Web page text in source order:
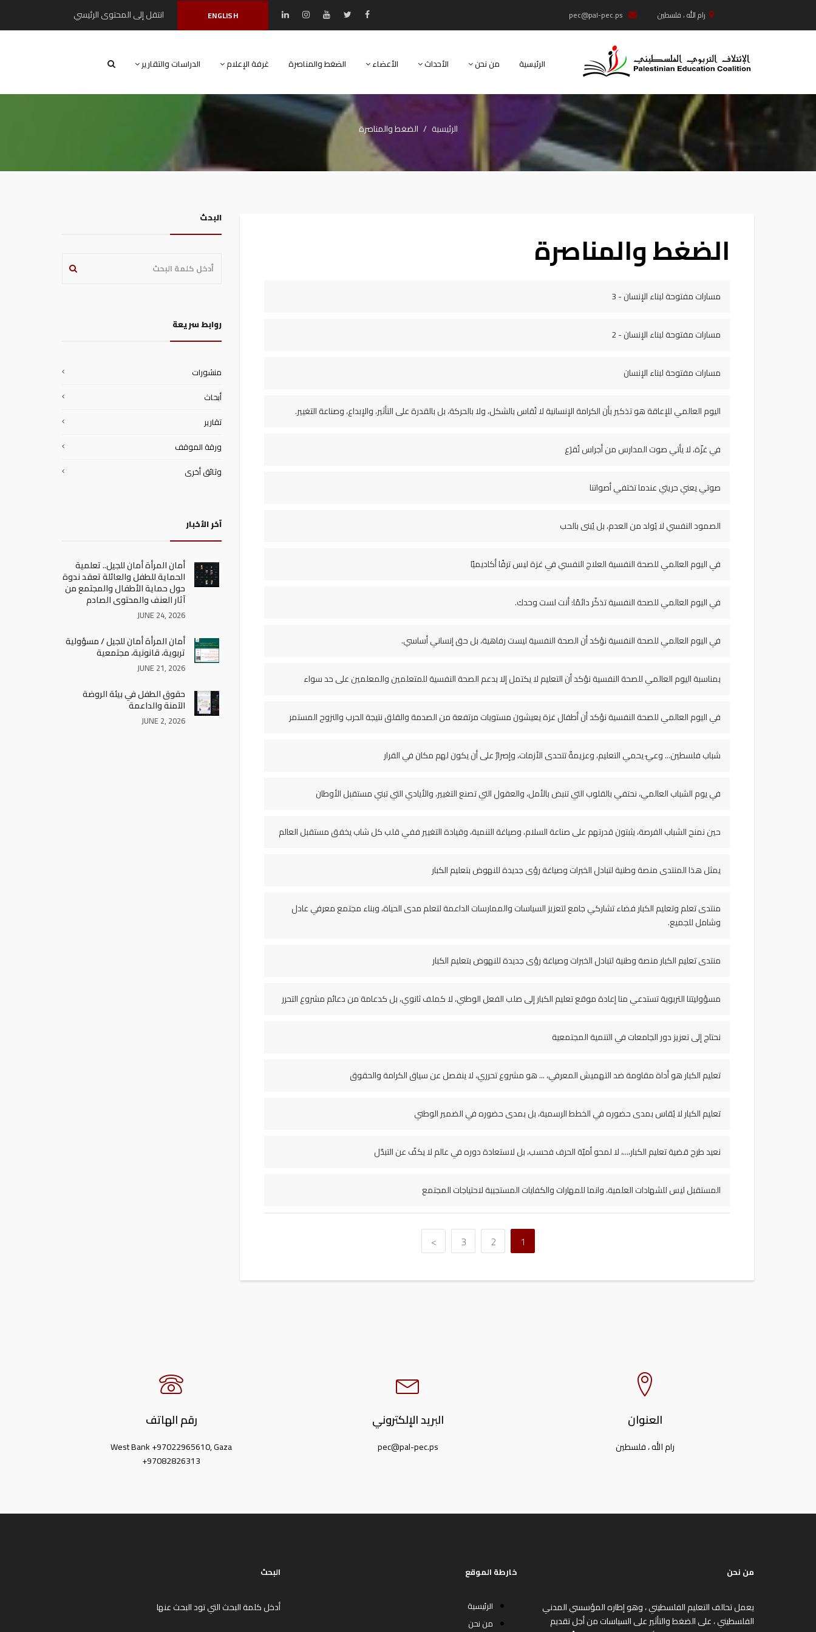
رام الله ، فلسطين pec@pal-pec.ps
West Bank +97022965610, Gaza +97082826313
ENGLISH انتقل إلى المحتوى الرئيسي
الرئيسية من نحن الأحداث الأعضاء الضغط والمناصرة غرفة الإعلام الدراسات والتقارير
الرئيسية الضغط والمناصرة
الضغط والمناصرة
مسارات مفتوحة لبناء الإنسان - 3
مسارات مفتوحة لبناء الإنسان - 2
مسارات مفتوحة لبناء الإنسان
اليوم العالمي للإعاقة هو تذكير بأن الكرامة الإنسانية لا تُقاس بالشكل، ولا بالحركة، بل بالقدرة على التأثير، والإبداع، وصناعة التغيير.
في غزّة، لا يأتي صوت المدارس من أجراس تُقرَع
صوتي يعني حريتي عندما تختفي أصواتنا
الصمود النفسي لا يُولد من العدم، بل يُبنى بالحب
في اليوم العالمي للصحة النفسية العلاج النفسي في غزة ليس ترفًا أكاديميًا
في اليوم العالمي للصحة النفسية تذكّر دائمًا: أنت لست وحدك.
في اليوم العالمي للصحة النفسية نؤكد أن الصحة النفسية ليست رفاهية، بل حق إنساني أساسي.
بمناسبة اليوم العالمي للصحة النفسية نؤكد أن التعليم لا يكتمل إلا بدعم الصحة النفسية للمتعلمين والمعلمين على حد سواء
في اليوم العالمي للصحة النفسية نؤكد أن أطفال غزة يعيشون مستويات مرتفعة من الصدمة والقلق نتيجة الحرب والنزوح المستمر
شباب فلسطين... وعيٌ يحمي التعليم، وعزيمةٌ تتحدى الأزمات، وإصرارٌ على أن يكون لهم مكان في القرار
في يوم الشباب العالمي، نحتفي بالقلوب التي تنبض بالأمل، والعقول التي تصنع التغيير، والأيادي التي تبني مستقبل الأوطان
حين نمنح الشباب الفرصة، يثبتون قدرتهم على صناعة السلام، وصياغة التنمية، وقيادة التغيير ففي قلب كل شاب يخفق مستقبل العالم
يمثل هذا المنتدى منصة وطنية لتبادل الخبرات وصياغة رؤى جديدة للنهوض بتعليم الكبار
منتدى تعلم وتعليم الكبار فضاء تشاركي جامع لتعزيز السياسات والممارسات الداعمة لتعلم مدى الحياة، وبناء مجتمع معرفي عادل
وشامل للجميع.
منتدى تعليم الكبار منصة وطنية لتبادل الخبرات وصياغة رؤى جديدة للنهوض بتعليم الكبار
مسؤوليتنا التربوية تستدعي منا إعادة موقع تعليم الكبار إلى صلب الفعل الوطني، لا كملف ثانوي، بل كدعامة من دعائم مشروع التحرر
نحتاج إلى تعزيز دور الجامعات في التنمية المجتمعية
تعليم الكبار هو أداة مقاومة ضد التهميش المعرفي، ... هو مشروع تحرري، لا ينفصل عن سياق الكرامة والحقوق
تعليم الكبار لا يُقاس بمدى حضوره في الخطط الرسمية، بل بمدى حضوره في الضمير الوطني
نعيد طرح قضية تعليم الكبار،...، لا لمحو أميّة الحرف فحسب، بل لاستعادة دوره في عالم لا يكفّ عن التبدّل
المستقبل ليس للشهادات العلمية، وانما للمهارات والكفايات المستجيبة لاحتياجات المجتمع
1
2
3
>
البحث
روابط سريعة
منشورات
أبحاث
تقارير
ورقة الموقف
وثائق أخرى
آخر الأخبار
أمان المرأة أمان للجيل.. تعلمية
الحماية للطفل والعائلة تعقد ندوة
حول حماية الأطفال والمجتمع من
آثار العنف والمحتوى الصادم
JUNE 24, 2026
أمان المرأة أمان للجيل / مسؤولية
تربوية، قانونية، مجتمعية
JUNE 21, 2026
حقوق الطفل في بيئة الروضة
الآمنة والداعمة
JUNE 2, 2026
العنوان
رام الله ، فلسطين
البريد الإلكتروني
pec@pal-pec.ps
رقم الهاتف
West Bank +97022965610, Gaza
+97082826313
من نحن
يعمل تحالف التعليم الفلسطيني ، وهو إطاره المؤسسي المدني
الفلسطيني ، على الضغط والتأثير على السياسات من أجل تقديم
خارطة الموقع
الرئيسية
من نحن
البحث
أدخل كلمة البحث التي تود البحث عنها